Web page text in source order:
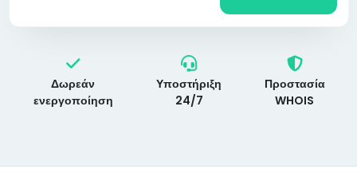
Δωρεάν
ενεργοποίηση
Υποστήριξη
24/7
Προστασία
WHOIS